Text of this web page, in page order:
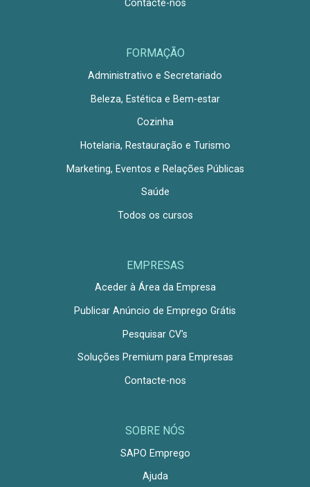
Contacte-nos
FORMAÇÃO
Administrativo e Secretariado
Beleza, Estética e Bem-estar
Cozinha
Hotelaria, Restauração e Turismo
Marketing, Eventos e Relações Públicas
Saúde
Todos os cursos
EMPRESAS
Aceder à Área da Empresa
Publicar Anúncio de Emprego Grátis
Pesquisar CV's
Soluções Premium para Empresas
Contacte-nos
SOBRE NÓS
SAPO Emprego
Ajuda